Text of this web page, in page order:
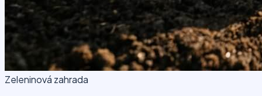
Zeleninová zahrada